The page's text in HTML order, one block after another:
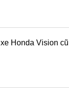
Honda Vision